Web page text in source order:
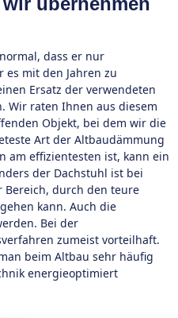
dass er nur
mit den Jahren zu
Ersatz der verwendeten
Wir raten Ihnen aus diesem
Objekt, bei dem wir die
Art der Altbaudämmung
am effizientesten ist, kann ein
der Dachstuhl ist bei
Bereich, durch den teure
kann. Auch die
Bei der
zumeist vorteilhaft.
beim Altbau sehr häufig
energieoptimiert